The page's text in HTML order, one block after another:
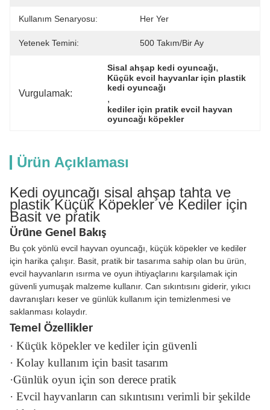
Kullanım Senaryosu: Her Yer
Yetenek Temini: 500 Takım/bir Ay
Vurgulamak:
Sisal ahşap kedi oyuncağı,
Küçük evcil hayvanlar için plastik
kedi oyuncağı
,
kediler için pratik evcil hayvan
oyuncağı köpekler
Ürün Açıklaması
Kedi oyuncağı sisal ahşap tahta ve
plastik Küçük Köpekler ve Kediler için
Basit ve pratik
Ürüne Genel Bakış
Bu çok yönlü evcil hayvan oyuncağı, küçük köpekler ve kediler
için harika çalışır. Basit, pratik bir tasarıma sahip olan bu ürün,
evcil hayvanların ısırma ve oyun ihtiyaçlarını karşılamak için
güvenli yumuşak malzeme kullanır. Can sıkıntısını giderir, yıkıcı
davranışları keser ve günlük kullanım için temizlenmesi ve
saklanması kolaydır.
Temel Özellikler
· Küçük köpekler ve kediler için güvenli
· Kolay kullanım için basit tasarım
·Günlük oyun için son derece pratik
· Evcil hayvanların can sıkıntısını verimli bir şekilde